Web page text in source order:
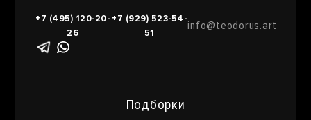
Подборки
+7 (495) 120-20-
26
+7 (929) 523-54-
51
info@teodorus.art